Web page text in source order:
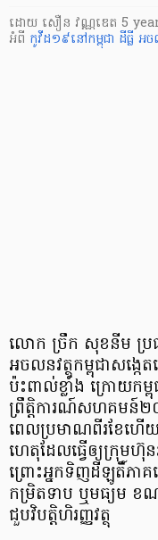
ដោយ សឿន វណ្ណឌេត 5
អំពី កូវីដ១៩នៅកម្ពុជា ដីធ្លី អច
លោក ច្រឹ​ក សុខ​នី​ម ប្រធា
អចលនវត្ថុ​កម្ពុជា​សង្
ប៉ះពាល់​ខ្លាំង ក្រោយ​កម្ពុ
ព្រឹត្តិការណ៍​សហគមន៍​២
ពេល​ប្រមាណ​ពីរ​ខែ​ហើ
ហេតុ​ដែល​ធ្វើ​ឲ្យ​ក្រុមហ៊ុ
ព្រោះ​អ្នកទិញ​ដី​ឡូ​តិ៍​ភា
កម្រិត​ទាប ឬ​មធ្យម ខណ
ជួប​វិបត្តិ​ហិរញ្ញវត្ថុ